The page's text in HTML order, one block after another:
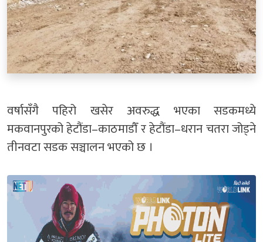
वर्षासँगै पहिरो खसेर अवरुद्ध भएका सडकमध्ये
मकवानपुरको हेटौंडा–काठमाडौँ र हेटौंडा–धरान चतरा जोड्ने
तीनवटा सडक सञ्चालन भएको छ ।